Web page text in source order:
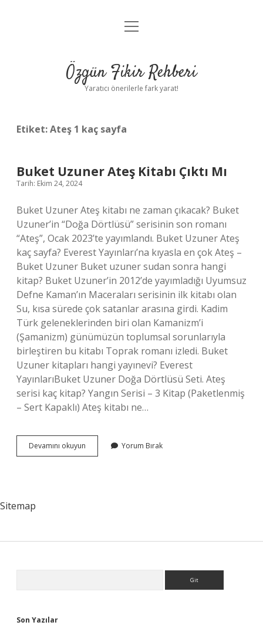
Gizlilik Politikası
Yasal Uyarı
menüyü
Özgün Fikir Rehberi
Yaratıcı önerilerle fark yarat!
Etiket:Ateş 1 kaç sayfa
Buket Uzuner Ateş Kitabı Çıktı Mı
Tarih: Ekim 24, 2024
Buket Uzuner Ateş kitabı ne zaman çıkacak? Buket
Uzuner’in “Doğa Dörtlüsü” serisinin son romanı
“Ateş”, Ocak 2023’te yayımlandı. Buket Uzuner Ateş
kaç sayfa? Everest Yayınları’na kıyasla en çok Ateş –
Buket Uzuner Buket uzuner sudan sonra hangi
kitap? Buket Uzuner’in 2012’de yayımladığı Uyumsuz
Defne Kaman’ın Maceraları serisinin ilk kitabı olan
Su, kısa sürede çok satanlar arasına girdi. Kadim
Türk geleneklerinden biri olan Kamanizm’i
(Şamanizm) günümüzün toplumsal sorunlarıyla
birleştiren bu kitabı Toprak romanı izledi. Buket
Uzuner kitapları hangi yayınevi? Everest
YayınlarıBuket Uzuner Doğa Dörtlüsü Seti. Ateş
serisi kaç kitap? Yangın Serisi – 3 Kitap (Paketlenmiş
– Sert Kapaklı) Ateş kitabı ne…
Devamını okuyun
Uzuner
Yorum Bırak
Sitemap
Son Yazılar